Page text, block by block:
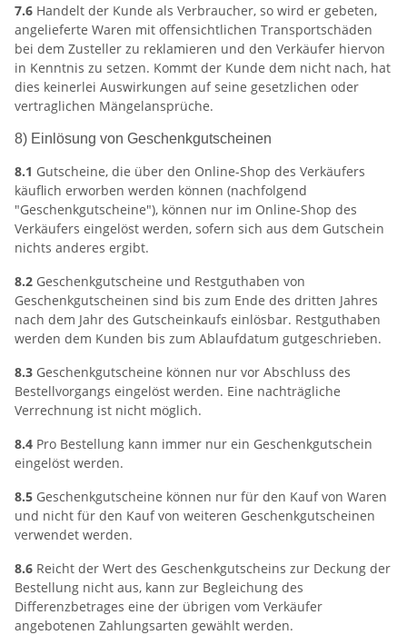
7.6 Handelt der Kunde als Verbraucher, so wird er gebeten,
angelieferte Waren mit offensichtlichen Transportschäden
bei dem Zusteller zu reklamieren und den Verkäufer hiervon
in Kenntnis zu setzen. Kommt der Kunde dem nicht nach, hat
dies keinerlei Auswirkungen auf seine gesetzlichen oder
vertraglichen Mängelansprüche.
8) Einlösung von Geschenkgutscheinen
8.1 Gutscheine, die über den Online-Shop des Verkäufers
käuflich erworben werden können (nachfolgend
"Geschenkgutscheine"), können nur im Online-Shop des
Verkäufers eingelöst werden, sofern sich aus dem Gutschein
nichts anderes ergibt.
8.2 Geschenkgutscheine und Restguthaben von
Geschenkgutscheinen sind bis zum Ende des dritten Jahres
nach dem Jahr des Gutscheinkaufs einlösbar. Restguthaben
werden dem Kunden bis zum Ablaufdatum gutgeschrieben.
8.3 Geschenkgutscheine können nur vor Abschluss des
Bestellvorgangs eingelöst werden. Eine nachträgliche
Verrechnung ist nicht möglich.
8.4 Pro Bestellung kann immer nur ein Geschenkgutschein
eingelöst werden.
8.5 Geschenkgutscheine können nur für den Kauf von Waren
und nicht für den Kauf von weiteren Geschenkgutscheinen
verwendet werden.
8.6 Reicht der Wert des Geschenkgutscheins zur Deckung der
Bestellung nicht aus, kann zur Begleichung des
Differenzbetrages eine der übrigen vom Verkäufer
angebotenen Zahlungsarten gewählt werden.